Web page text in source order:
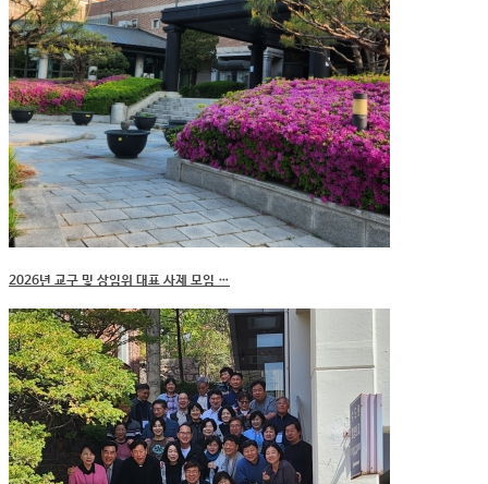
2026년 교구 및 상임위 대표 사제 모임 …